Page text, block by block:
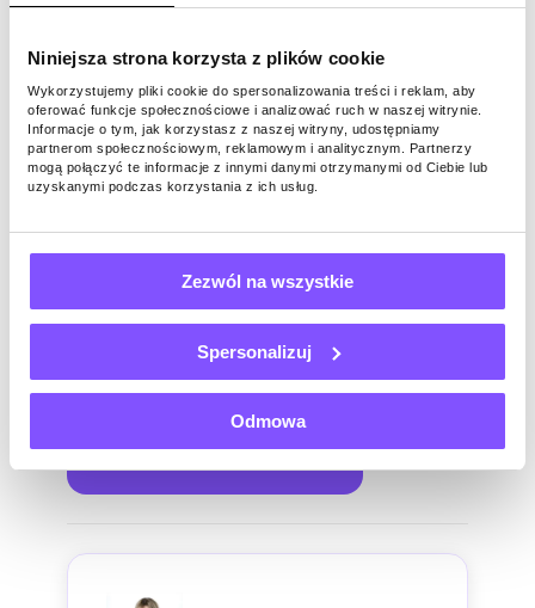
Niniejsza strona korzysta z plików cookie
Wykorzystujemy pliki cookie do spersonalizowania treści i reklam, aby
oferować funkcje społecznościowe i analizować ruch w naszej witrynie.
Informacje o tym, jak korzystasz z naszej witryny, udostępniamy
partnerom społecznościowym, reklamowym i analitycznym. Partnerzy
mogą połączyć te informacje z innymi danymi otrzymanymi od Ciebie lub
uzyskanymi podczas korzystania z ich usług.
Zezwól na wszystkie
Spersonalizuj
Odmowa
uzbroili się w cierpliwość podczas
wypełniania każdej oferty – to oni dadzą
największe nagrody.
Gdybyś mógł opisać
Pawns.app w trzech słowach,
co by to było?
Pawns to niezawodna, prosta i prawdziwa